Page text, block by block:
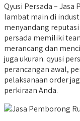
Qyusi Persada –
lambat main di
menyandang
persada memiliki
merancang dan
juga ukuran. qyusi
perancangan awal,
pelaksanaan order
perkiraan Anda.